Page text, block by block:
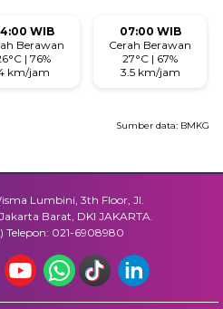
WIB
Berawan
| 76%
km/jam
07:00 WIB
Cerah Berawan
27°C | 67%
3.5 km/jam
Sumber data: BMKG
Lumbini, 3th Floor, Jl.
Barat, DKI JAKARTA.
Telepon: 021-6908980